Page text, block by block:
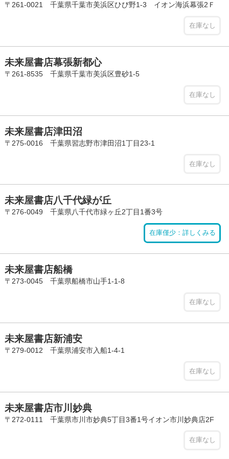
〒261-0021 千葉県千葉市美浜区ひび野1-3 イオン海浜幕張2Ｆ
在庫なし
未来屋書店幕張新都心
〒261-8535 千葉県千葉市美浜区豊砂1-5
在庫なし
未来屋書店津田沼
〒275-0016 千葉県習志野市津田沼1丁目23-1
在庫なし
未来屋書店八千代緑が丘
〒276-0049 千葉県八千代市緑ヶ丘2丁目1番3号
在庫僅少：詳しくみる
未来屋書店船橋
〒273-0045 千葉県船橋市山手1-1-8
在庫なし
未来屋書店新浦安
〒279-0012 千葉県浦安市入船1-4-1
在庫なし
未来屋書店市川妙典
〒272-0111 千葉県市川市妙典5丁目3番1号イオン市川妙典店2F
在庫なし